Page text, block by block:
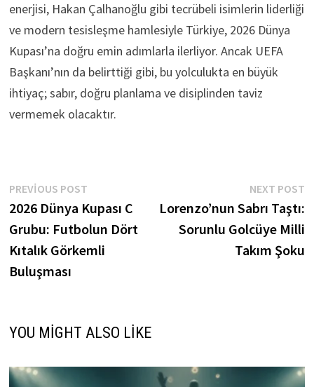
enerjisi, Hakan Çalhanoğlu gibi tecrübeli isimlerin liderliği
ve modern tesisleşme hamlesiyle Türkiye, 2026 Dünya
Kupası’na doğru emin adımlarla ilerliyor. Ancak UEFA
Başkanı’nın da belirttiği gibi, bu yolculukta en büyük
ihtiyaç; sabır, doğru planlama ve disiplinden taviz
vermemek olacaktır.
Yazı
gezinmesi
PREVIOUS POSTPrevious
post:
2026 Dünya Kupası C
Grubu: Futbolun Dört
Kıtalık Görkemli
Buluşması
NEXT POST
Lorenzo’nun Sabrı Taştı:
Sorunlu Golcüye Milli
Takım Şoku
YOU MIGHT ALSO LIKE